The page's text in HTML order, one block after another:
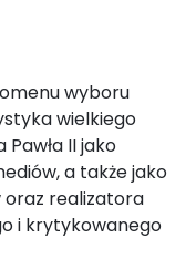
wyboru
wielkiego
II jako
a także jako
realizatora
i krytykowanego